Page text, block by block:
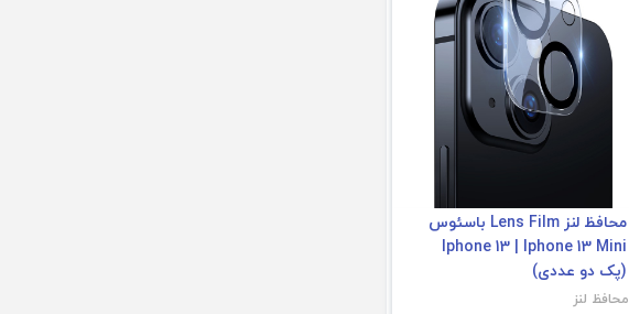
محافظ لنز Lens Film باسئوس
Iphone 13 | Iphone 13 Mini
(پک دو عددی)
محافظ لنز